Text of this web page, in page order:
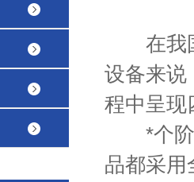
在我国
设备来
程中呈现
*个阶
品都采用